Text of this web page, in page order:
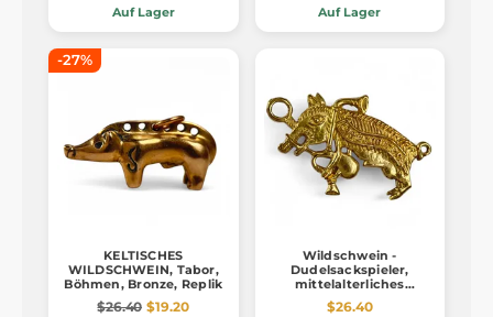
Auf Lager Auf Lager
-27%
KELTISCHES
WILDSCHWEIN, Tabor,
Böhmen, Bronze, Replik
$26.40 $19.20
Wildschwein -
Dudelsackspieler,
mittelalterliches
Pilgerabzeichen
$26.40